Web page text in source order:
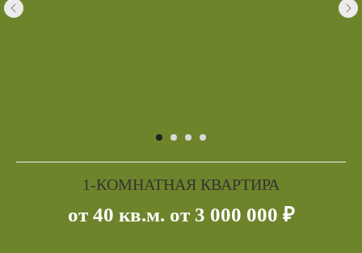
1-КОМНАТНАЯ КВАРТИРА
от 40 кв.м. от 3 000 000 ₽